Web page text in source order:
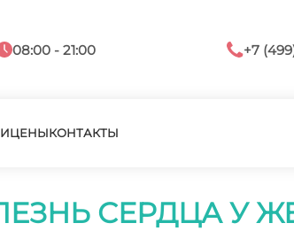
08:00 - 21:00 +7
ЦЕНЫКОНТАКТЫ
СЕРДЦА У